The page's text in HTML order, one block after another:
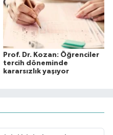
Prof. Dr. Kozan: Öğrenciler
tercih döneminde
kararsızlık yaşıyor